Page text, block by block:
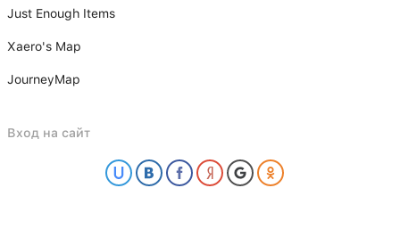
Just Enough Items
Xаero's Mаp
JourneyMap
Вход на сайт